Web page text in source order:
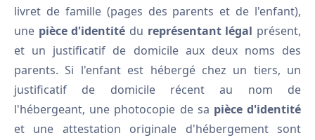
livret de famille (pages des parents et de l'enfant),
une pièce d'identité du représentant légal présent,
et un justificatif de domicile aux deux noms des
parents. Si l'enfant est hébergé chez un tiers, un
justificatif de domicile récent au nom de
l'hébergeant, une photocopie de sa pièce d'identité
et une attestation originale d'hébergement sont